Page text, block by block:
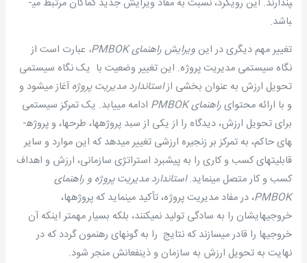
باشد.
تغییر مهم دیگری در اینویرایش راهنمایPMBOK، عبارت است از
نگاه سیستمی مدیریت پروژه. این تغییر وضعیت با یک نگاه سیستمی
تحویل ارزش به عنوان بخشی ازاستاندارد مدیریت پروژهآغاز می­شود و
و با ارائه محتوایراهنمایPMBOK ادامه می­یابد. یک تمرکز سیستمی
برای تحویل ارزش، دیدگاه را از یکی از سبد پروژه­ها­، طرحها، و پروژه­
های حاکم، به تمرکز بر زنجیره ارزشی تغییر می­دهد که این موارد و سایر
قابلیتهای کسب و کاری را به پیشبرد استراتژی سازمانی، ارزش و اهداف
کسب و کار متصل می­نماید.استاندارد مدیریت پروژه و راهنمای
PMBOK، در مفاد مدیریت پروژه، تأکید می­نماید که پروژه­ها،
خروجیهایشان را به سادگی تولید نمی­کنند، بلکه بسیار مهمتر اینکه آن
خروجیها را قادر می­سازند که نتایج را به گونه­ای رهنمون گردد که در
نهایت به تحویل ارزش به سازمان و ذینفعانش منجر شود.